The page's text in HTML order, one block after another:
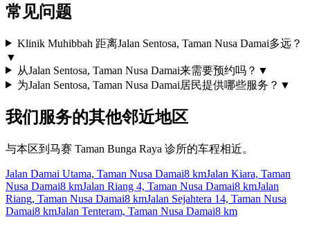
常见问题
Klinik Muhibbah 距离Jalan Sentosa, Taman Nusa Damai多远？
▼
从Jalan Sentosa, Taman Nusa Damai来需要预约吗？ ▼
为Jalan Sentosa, Taman Nusa Damai居民提供哪些服务？ ▼
我们服务的其他邻近地区
与本区到马赛 Taman Bunga Raya 诊所的车程相近。
Jalan Damai Utama, Taman Nusa Damai8 kmJalan Kiara, Taman
Nusa Damai8 kmJalan Riang 4, Taman Nusa Damai8 kmJalan
Riang, Taman Nusa Damai8 kmJalan Sejahtera 14, Taman Nusa
Damai8 kmJalan Tenteram, Taman Nusa Damai8 km